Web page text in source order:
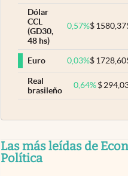
Dólar
CCL
(GD30,
48 hs)
0,57%$1580,37
Euro 0,03%$1728,60
Real
brasileño
0,64% $
Las más leídas de
Política